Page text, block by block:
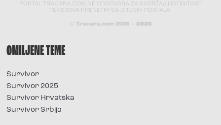
PORTAL TRACARA.COM NE ODGOVARA ZA SADRŽAJ I ISTINITOST
TEKSTOVA PRENETIH SA DRUGIH PORTALA.
© Tracara.com 2008 – 2026
OMILJENE TEME
Survivor
Survivor 2025
Survivor Hrvatska
Survivor Srbija